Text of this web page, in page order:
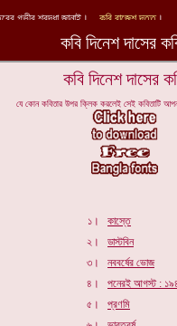
কবি দিনেশ দাসের